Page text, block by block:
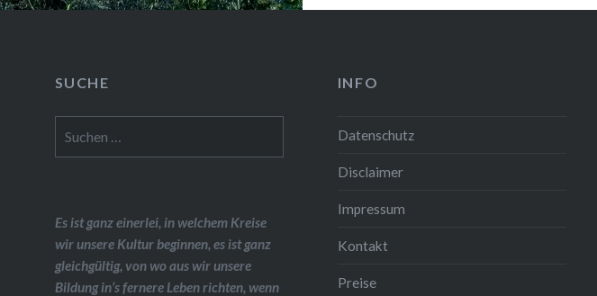
Badebuchten lassen sich so viele
erzählen. Die Wanderung…
SUCHE
nach:
INFO
Datenschutz
Disclaimer
Impressum
Kontakt
Preise
Es ist ganz einerlei, in welchem Kreise
wir unsere Kultur beginnen, es ist ganz
gleichgültig, von wo aus wir unsere
Bildung in’s fernere Leben richten, wenn